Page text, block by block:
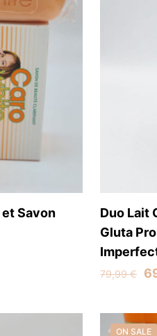
Savon
Duo Lait
Gluta
79,99€
ON SALE